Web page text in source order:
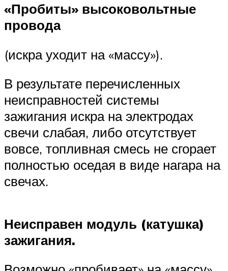
«Пробиты» высоковольтные
провода
(искра уходит на «массу»).
В результате перечисленных
неисправностей системы
зажигания искра на электродах
свечи слабая, либо отсутствует
вовсе, топливная смесь не сгорает
полностью оседая в виде нагара на
свечах.
Неисправен модуль (катушка)
зажигания.